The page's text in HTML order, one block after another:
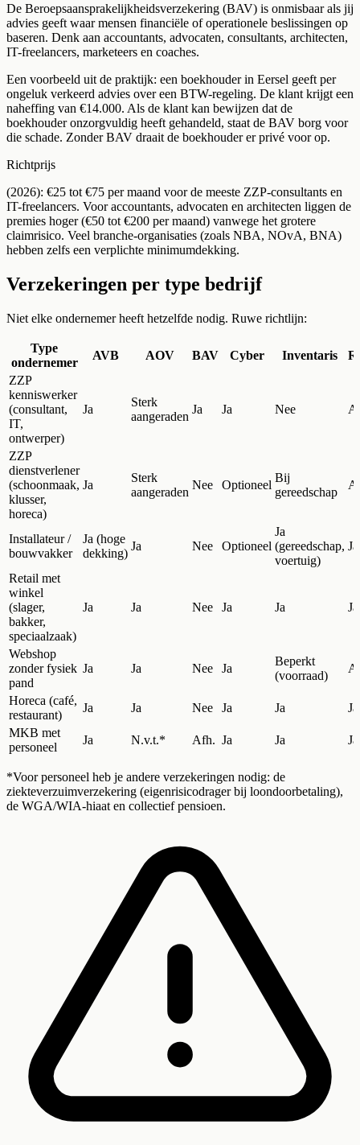
De Beroepsaansprakelijkheidsverzekering (BAV) is onmisbaar als jij
advies geeft waar mensen financiële of operationele beslissingen op
baseren. Denk aan accountants, advocaten, consultants, architecten,
IT-freelancers, marketeers en coaches.
Een voorbeeld uit de praktijk: een boekhouder in Eersel geeft per
ongeluk verkeerd advies over een BTW-regeling. De klant krijgt een
naheffing van €14.000. Als de klant kan bewijzen dat de
boekhouder onzorgvuldig heeft gehandeld, staat de BAV borg voor
die schade. Zonder BAV draait de boekhouder er privé voor op.
Richtprijs
(2026): €25 tot €75 per maand voor de meeste ZZP-consultants en
IT-freelancers. Voor accountants, advocaten en architecten liggen de
premies hoger (€50 tot €200 per maand) vanwege het grotere
claimrisico. Veel branche-organisaties (zoals NBA, NOvA, BNA)
hebben zelfs een verplichte minimumdekking.
Verzekeringen per type bedrijf
Niet elke ondernemer heeft hetzelfde nodig. Ruwe richtlijn:
Type
ondernemer
AVB AOV BAV Cyber Inventaris
ZZP
kenniswerker
(consultant,
IT,
ontwerper)
Ja
Sterk
aangeraden
Ja Ja Nee
ZZP
dienstverlener
(schoonmaak,
klusser,
horeca)
Ja
Sterk
aangeraden
Nee Optioneel
Bij
gereedschap
Installateur /
bouwvakker
Ja (hoge
dekking)
Ja Nee Optioneel
Ja
(gereedschap,
voertuig)
Ja
Retail met
winkel
(slager,
bakker,
speciaalzaak)
Ja Ja Nee Ja Ja Ja
Webshop
zonder fysiek
pand
Ja Ja Nee Ja
Beperkt
(voorraad)
Horeca (café,
restaurant)
Ja Ja Nee Ja Ja
Ja
MKB met
personeel
Ja N.v.t.* Afh. Ja Ja Ja
*Voor personeel heb je andere verzekeringen nodig: de
ziekteverzuimverzekering (eigenrisicodrager bij loondoorbetaling),
de WGA/WIA-hiaat en collectief pensioen.